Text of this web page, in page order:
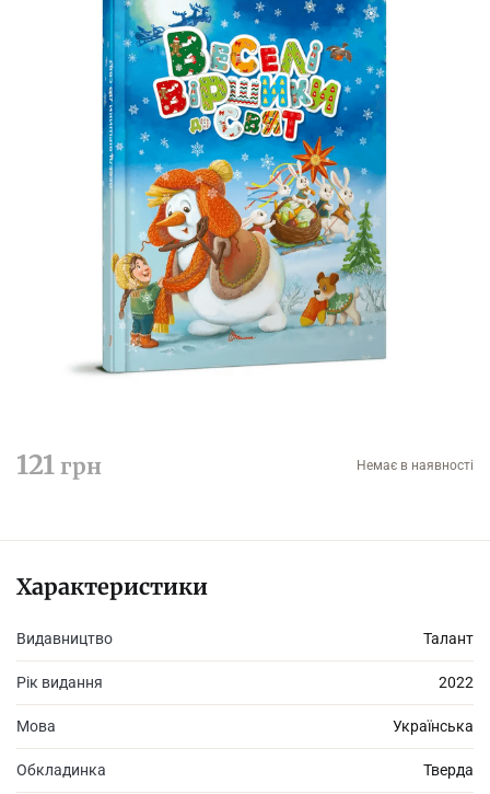
121 грн Немає в наявності
Характеристики
Видавництво Талант
Рік видання 2022
Мова Українська
Обкладинка Тверда